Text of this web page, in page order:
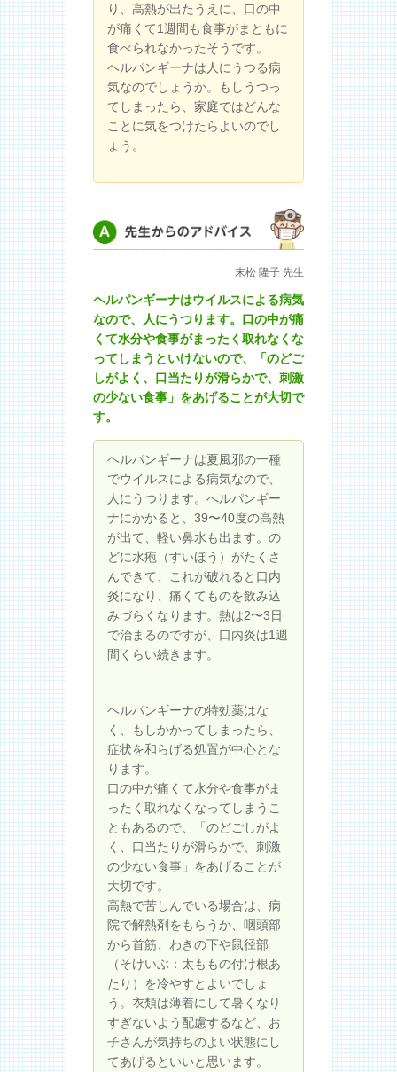
り、高熱が出たうえに、口の中
が痛くて1週間も食事がまともに
食べられなかったそうです。
ヘルパンギーナは人にうつる病
気なのでしょうか。もしうつっ
てしまったら、家庭ではどんな
ことに気をつけたらよいのでし
ょう。
先生からのアドバイス末松 隆子 先生
ヘルパンギーナはウイルスによる病気
なので、人にうつります。口の中が痛
くて水分や食事がまったく取れなくな
ってしまうといけないので、「のどご
しがよく、口当たりが滑らかで、刺激
の少ない食事」をあげることが大切で
す。
ヘルパンギーナは夏風邪の一種
でウイルスによる病気なので、
人にうつります。へルパンギー
ナにかかると、39〜40度の高熱
が出て、軽い鼻水も出ます。の
どに水疱（すいほう）がたくさ
んできて、これが破れると口内
炎になり、痛くてものを飲み込
みづらくなります。熱は2〜3日
で治まるのですが、口内炎は1週
間くらい続きます。
ヘルパンギーナの特効薬はな
く、もしかかってしまったら、
症状を和らげる処置が中心とな
ります。
口の中が痛くて水分や食事がま
ったく取れなくなってしまうこ
ともあるので、「のどごしがよ
く、口当たりが滑らかで、刺激
の少ない食事」をあげることが
大切です。
高熱で苦しんでいる場合は、病
院で解熱剤をもらうか、咽頭部
から首筋、わきの下や鼠径部
（そけいぶ：太ももの付け根あ
たり）を冷やすとよいでしょ
う。衣類は薄着にして暑くなり
すぎないよう配慮するなど、お
子さんが気持ちのよい状態にし
てあげるといいと思います。